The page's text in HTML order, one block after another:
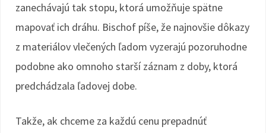
zanechávajú tak stopu, ktorá umožňuje spätne
mapovať ich dráhu. Bischof píše, že najnovšie dôkazy
z materiálov vlečených ľadom vyzerajú pozoruhodne
podobne ako omnoho starší záznam z doby, ktorá
predchádzala ľadovej dobe.
Takže, ak chceme za každú cenu prepadnúť